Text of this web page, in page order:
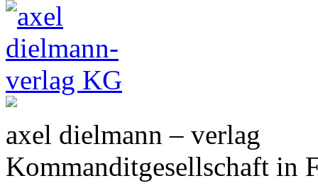
axel dielmann – verlag
Kommanditgesellschaft in